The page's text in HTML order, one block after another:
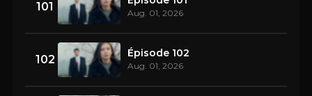
101 Aug. 01, 2026
102 Épisode 102
Aug. 01, 2026